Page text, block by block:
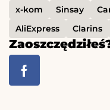
x-kom
Sinsay
AliExpress
Clarins